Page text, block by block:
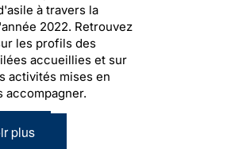
à travers la
2022. Retrouvez
les profils des
accueillies et sur
activités mises en
accompagner.
plus